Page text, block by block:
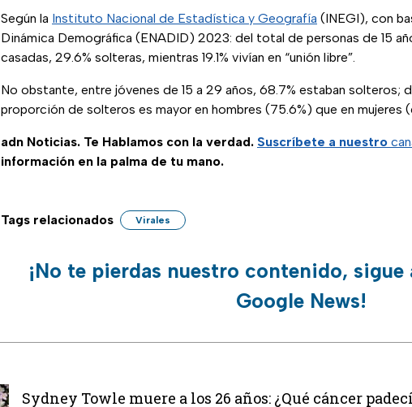
Según la Instituto Nacional de Estadística y Geografía (se abre en
(INEGI), con
Dinámica Demográfica (ENADID) 2023: del total de personas de 15
casadas, 29.6% solteras, mientras 19.1% vivían en “unión libre”.
No obstante, entre jóvenes de 15 a 29 años, 68.7% estaban solteros;
proporción de solteros es mayor en hombres (75.6%) que en mujeres
adn Noticias. Te Hablamos con la verdad. Suscríbete a nuestro
información en la palma de tu mano.
Tags relacionados Virales
¡No te pierdas nuestro contenido,
Google News!
Sydney Towle muere a los 26 años: ¿Qué cáncer